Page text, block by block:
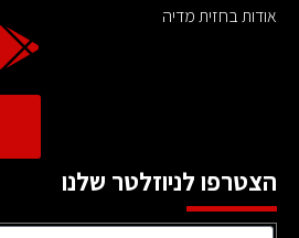
אודות בחזית מדיה
הצטרפו לניוזלטר שלנו